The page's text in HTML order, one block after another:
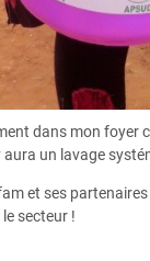
dans mon foyer
aura un lavage
et ses
secteur !